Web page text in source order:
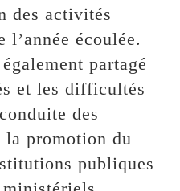
des activités
l’année écoulée.
partagé
et les difficultés
des
la promotion du
publiques